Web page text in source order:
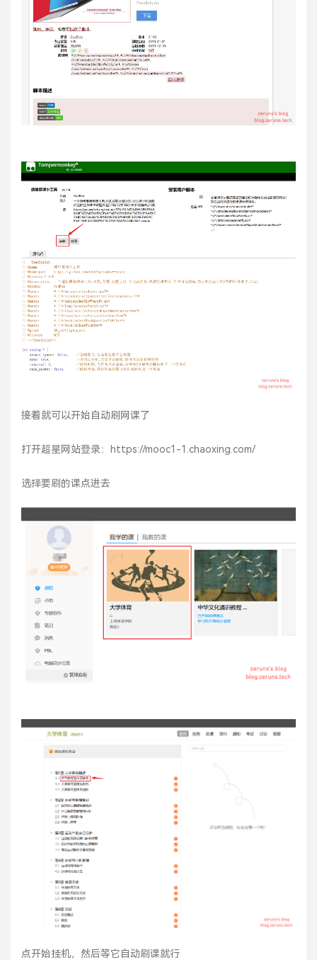
接着就可以开始自动刷网课了
打开超星网站登录： https://mooc1-1.chaoxing.com/
选择要刷的课点进去
点开始挂机，然后等它自动刷课就行